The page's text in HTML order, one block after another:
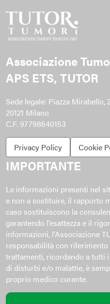
Associazione
APS ETS, TUTOR
Sede legale: Piazza Mirabello,
20121 Milano
C.F. 97798640153
Privacy Policy Cookie
IMPORTANTE
Le informazioni presenti nel
e non a sostituire, il rapporto
caso sostituiscono la
garantendo l’esattezza e il
informazioni, l’Associazione
responsabilità con
trattamenti, ricordando a tutti
di disturbi e/o malattie, è
proprio medico curante.